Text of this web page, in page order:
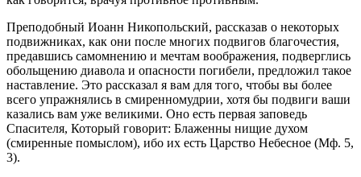
Преподобный Иоанн Никопольский, рассказав о некоторых
подвижниках, как они после многих подвигов благочестия,
предавшись самомнению и мечтам воображения, подверглись
обольщению диавола и опасности погибели, предложил такое
наставление. Это рассказал я вам для того, чтобы вы более
всего упражнялись в смиренномудрии, хотя бы подвиги ваши
казались вам уже великими. Оно есть первая заповедь
Спасителя, Который говорит: Блаженны нищие духом
(смиренные помыслом), ибо их есть Царство Небесное (Мф. 5,
3).